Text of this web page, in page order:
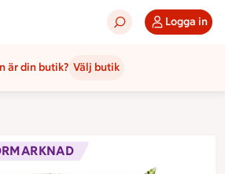
Logga in
är din butik? Välj butik